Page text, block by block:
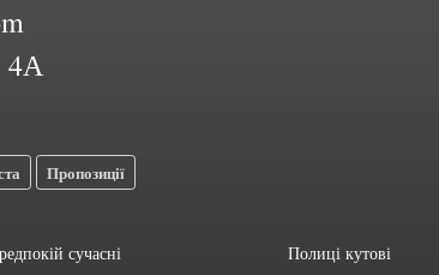
4А
Пропозиції
сучасні
Полиці кутові